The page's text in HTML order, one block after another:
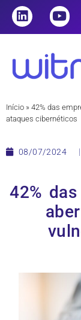
Início » 42% das
ataques cibernéticos
08/07/2024
42%